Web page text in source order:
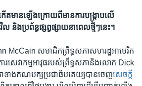
ើត​មាន​ឡើង​ក្រោយ​ពី​មាន​ការ​បង្ក្រាប​លើ​
ង​ប្រព័ន្ធ​ផ្សព្វផ្សាយ​នា​ពេល​ថ្មីៗ​នេះ។
McCain សមាជិក​ព្រឹទ្ធសភា​សហរដ្ឋ​អាមេរិក​
រ​សេវាកម្ម​អាវុធ​របស់​ព្រឹទ្ធសភា​និង​លោក Dick
ខាង​គណបក្ស​ប្រជាធិបតេយ្យ​បាន​ចេញ​សេចក្តី​